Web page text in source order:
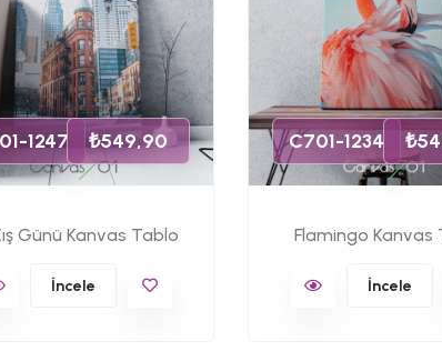
1247 ₺549,90
Günü Kanvas Tablo
İncele
C701-1234
Flamingo Kanvas
İncele